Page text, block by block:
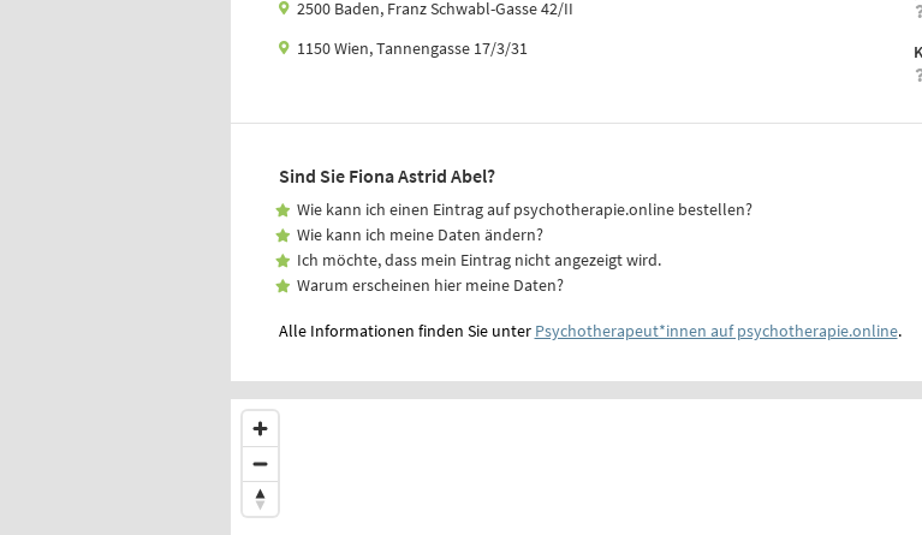
2500 Baden, Franz Schwabl-Gasse 42/II
1150 Wien, Tannengasse 17/3/31
Sind Sie Fiona Astrid Abel?
Wie kann ich einen Eintrag auf psychotherapie.online bestellen?
Wie kann ich meine Daten ändern?
Ich möchte, dass mein Eintrag nicht angezeigt wird.
Warum erscheinen hier meine Daten?
Alle Informationen finden Sie unter Psychotherapeut*innen auf psychotherapie.online.